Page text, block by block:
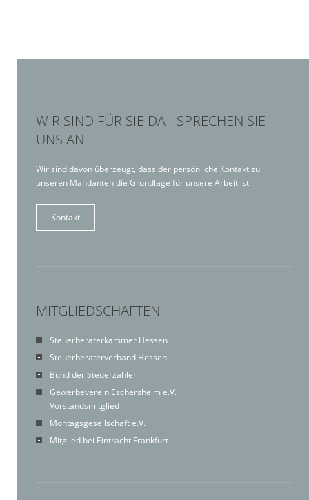
WIR SIND FÜR SIE DA - SPRECHEN SIE
UNS AN
Wir sind davon überzeugt, dass der persönliche Kontakt zu
unseren Mandanten die Grundlage für unsere Arbeit ist
Kontakt
MITGLIEDSCHAFTEN
Steuerberaterkammer Hessen
Steuerberaterverband Hessen
Bund der Steuerzahler
Gewerbeverein Eschersheim e.V.
Vorstandsmitglied
Montagsgesellschaft e.V.
Mitglied bei Eintracht Frankfurt